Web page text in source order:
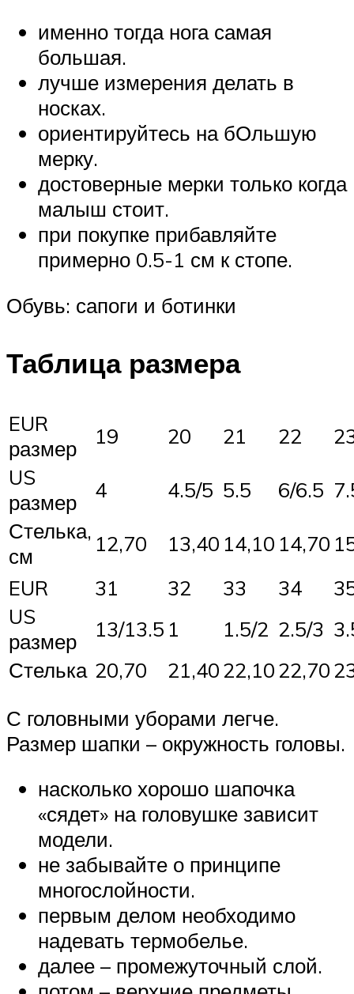
именно тогда нога самая
большая.
лучше измерения делать в
носках.
ориентируйтесь на бОльшую
мерку.
достоверные мерки только когда
малыш стоит.
при покупке прибавляйте
примерно 0.5-1 см к стопе.
Обувь: сапоги и ботинки
Таблица размера
EUR
размер
19 20 21 22
US
размер
4 4.5/5 5.5 6/6.5
Стелька,
см
12,70 13,40 14,10 14,70
EUR
31 32 33 34
US
размер
13/13.5 1 1.5/2 2.5/3
Стелька 20,70 21,4022,1022,70
С головными уборами легче.
Размер шапки – окружность головы.
насколько хорошо шапочка
«сядет» на головушке зависит
модели.
не забывайте о принципе
многослойности.
первым делом необходимо
надевать термобелье.
далее – промежуточный слой.